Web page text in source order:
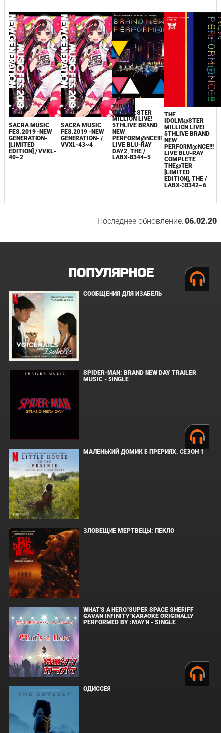
SACRA MUSIC
FES.2019 -NEW
GENERATION-
[LIMITED
EDITION] / VVXL-
40~2
SACRA MUSIC
FES.2019 -NEW
GENERATION- /
VVXL-43~4
THE
IDOLM@STER
MILLION LIVE!
5THLIVE BRAND
NEW
PERFORM@NCE!!!
LIVE BLU-RAY
DAY2, THE /
LABX-8344~5
THE
IDOLM@STER
MILLION LIVE!
5THLIVE BRAND
NEW
PERFORM@NCE!!!
LIVE BLU-RAY
COMPLETE
THE@TER
[LIMITED
EDITION], THE /
LABX-38342~6
Последнее обновление:06.02.20
ПОПУЛЯРНОЕ
СООБЩЕНИЯ ДЛЯ ИЗАБЕЛЬ
SPIDER-MAN: BRAND NEW DAY TRAILER
MUSIC - SINGLE
МАЛЕНЬКИЙ ДОМИК В ПРЕРИЯХ. СЕЗОН 1
ЗЛОВЕЩИЕ МЕРТВЕЦЫ: ПЕКЛО
WHAT'S A HERO"SUPER SPACE SHERIFF
GAVAN INFINITY"KARAOKE ORIGINALLY
PERFORMED BY :MAY'N - SINGLE
ОДИССЕЯ